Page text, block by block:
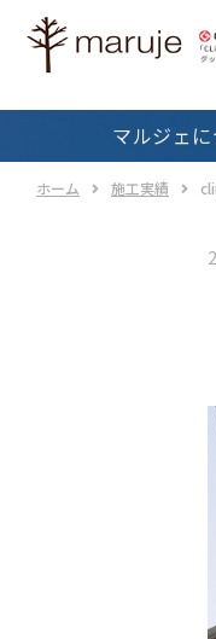
マルジェ
ホーム 施工実績